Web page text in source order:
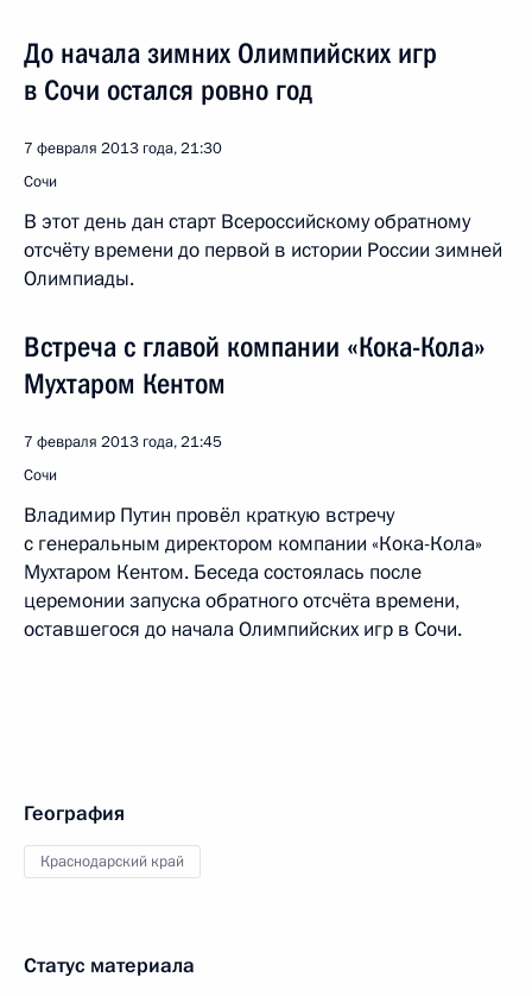
До начала зимних Олимпийских игр
в Сочи остался ровно год
7 февраля 2013 года, 21:30
Сочи
В этот день дан старт Всероссийскому обратному
отсчёту времени до первой в истории России зимней
Олимпиады.
Встреча с главой компании «Кока-Кола»
Мухтаром Кентом
7 февраля 2013 года, 21:45
Сочи
Владимир Путин провёл краткую встречу
с генеральным директором компании «Кока-Кола»
Мухтаром Кентом. Беседа состоялась после
церемонии запуска обратного отсчёта времени,
оставшегося до начала Олимпийских игр в Сочи.
География
Краснодарский край
Статус материала